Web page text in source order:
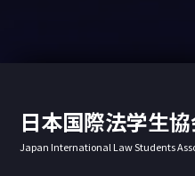
日本国際法学生
Japan International Law Students